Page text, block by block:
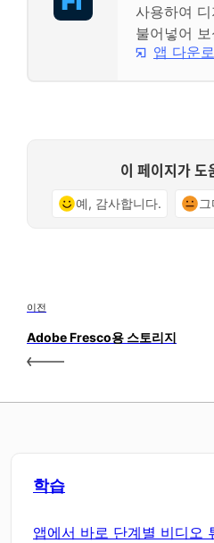
사용하여
불어넣어
앱 다운
이 페이지가 도
예, 감사합니다.
이전
Adobe Fresco용 스토리지
학습
앱에서 바로 단계별 비디오